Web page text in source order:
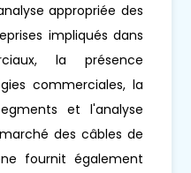
appropriée des
impliqués dans
la présence
commerciales, la
et l'analyse
des câbles de
fournit également